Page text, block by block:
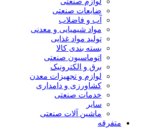
ضایعات صنعتی
آب و فاضلاب
مواد شیمیایی و معدنی
تولید مواد غذایی
بسته بندی کالا
اتوماسیون صنعتی
برق و الکترونیک
لوازم و تجهیزات معدن
کشاورزی و دامداری
خدمات صنعتی
سایر
ماشین آلات صنعتی
متفرقه